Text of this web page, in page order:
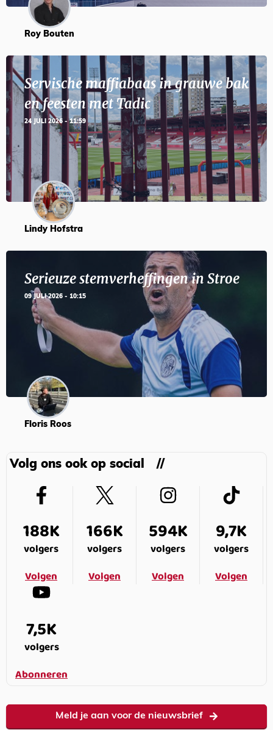
Roy Bouten
Servische maffiabaas in grauwe bak
en feesten met Tadic
24 JULI 2026 - 11:59
Lindy Hofstra
Serieuze stemverheffingen in Stroe
09 JULI 2026 - 10:15
Floris Roos
Volg ons ook op social
188K
volgers
Volgen
166K
volgers
Volgen
594K
volgers
Volgen
9,7K
volgers
Volgen
7,5K
volgers
Abonneren
Meld je aan voor de nieuwsbrief